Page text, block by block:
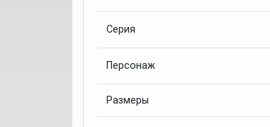
Серия
Персонаж
Размеры